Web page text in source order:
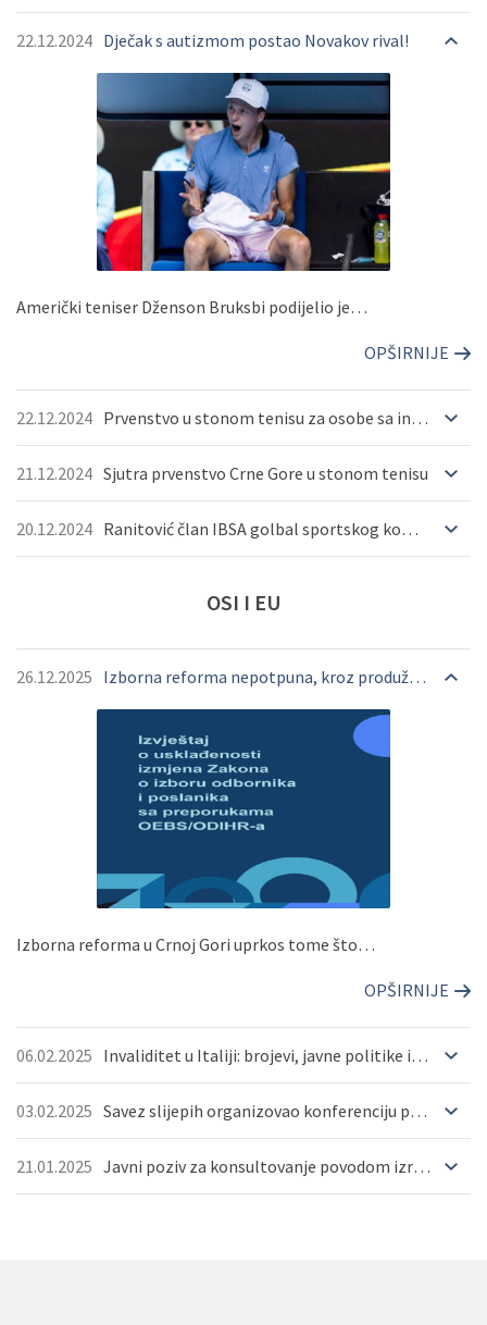
OPŠIRNIJE
22.12.2024 Dječak s autizmom postao Novakov rival!
Američki teniser Dženson Bruksbi podijelio je…
OPŠIRNIJE
22.12.2024 Prvenstvo u stonom tenisu za osobe sa invaliditetom okupilo 23 takmičara
21.12.2024 Sjutra prvenstvo Crne Gore u stonom tenisu
20.12.2024 Ranitović član IBSA golbal sportskog komiteta
OSI I EU
26.12.2025 Izborna reforma nepotpuna, kroz produženi rad Odbora doći do finalnih rješenja
Izborna reforma u Crnoj Gori uprkos tome što…
OPŠIRNIJE
06.02.2025 Invaliditet u Italiji: brojevi, javne politike i izazovi za budućnost
03.02.2025 Savez slijepih organizovao konferenciju povodom projekta “Youth Impact”
21.01.2025 Javni poziv za konsultovanje povodom izrade Nacrta Akcionog plana za sprovođenje preporuka Komiteta ...